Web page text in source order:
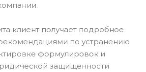
клиент получает подробное
по устранению
формулировок и
защищенности